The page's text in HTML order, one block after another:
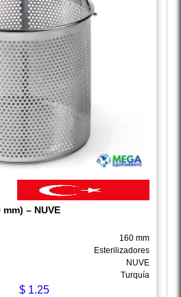
– NUVE
160 mm
Esterilizadores
NUVE
Turquía
$ 1.25